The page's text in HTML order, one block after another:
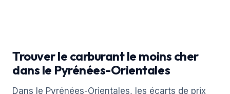
Trouver le carburant le moins cher
dans le Pyrénées-Orientales
Dans le Pyrénées-Orientales, les écarts de prix